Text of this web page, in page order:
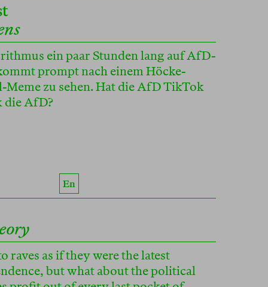
ein paar Stunden lang auf AfD-
prompt nach einem Höcke-
zu sehen. Hat die AfD TikTok
die AfD?
En
raves as if they were the latest
but what about the political